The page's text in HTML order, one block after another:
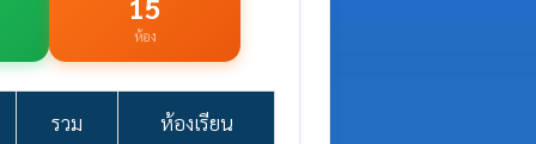
ห้อง
รวม ห้องเรียน